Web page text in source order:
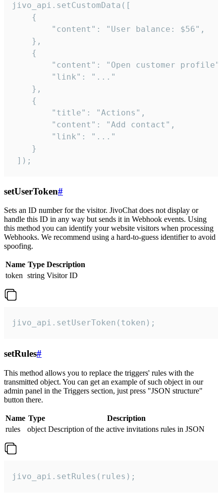
jivo_api.setCustomData([
    {
        "content": "User balance: $56",
    },
    {
"content": "Open customer
        "link": "..."
    },
    {
        "title": "Actions",
        "content": "Add contact",
        "link": "..."
    }
]);
setUserToken#
Sets an ID number for the visitor. JivoChat does not display or
handle this ID in any way but sends it in Webhook events. Using
this method you can identify your website visitors when processing
Webhooks. We recommend using a hard-to-guess identifier to avoid
spoofing.
Name Type Description
token string Visitor ID
jivo_api.setUserToken(token);
setRules#
This method allows you to replace the triggers' rules with the
transmitted object. You can get an example of such object in our
admin panel in the Triggers section, just press "JSON structure"
button there.
Name Type
Description
rules
object Description of the active invitations rules in JSON
jivo_api.setRules(rules);